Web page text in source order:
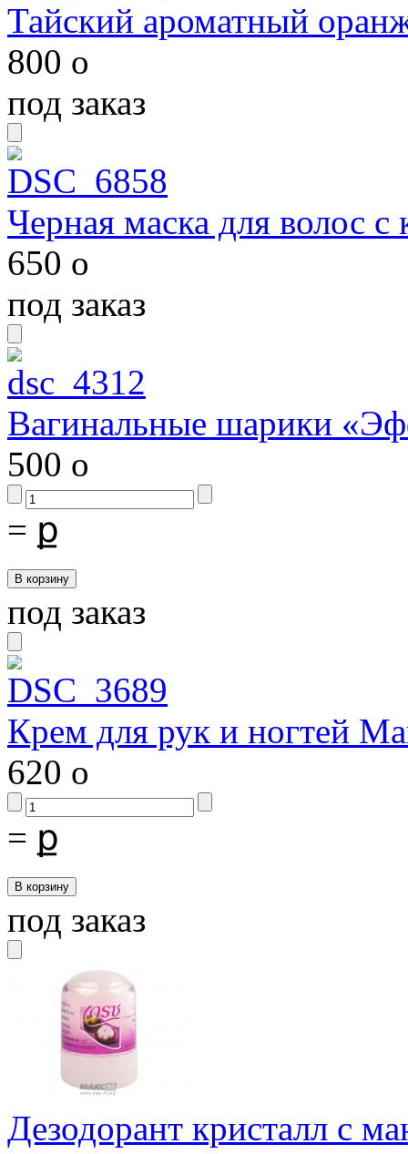
Тайский ароматный
800 o
под заказ
Черная маска для волос
650 o
под заказ
Вагинальные шарики
500 o
= ք
под заказ
Крем для рук и ногтей
620 o
= ք
под заказ
Дезодорант кристалл с